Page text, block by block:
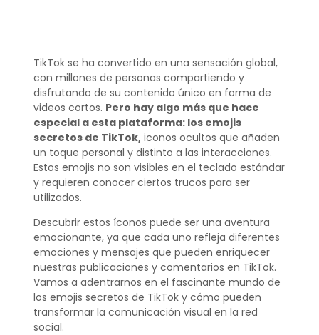
TikTok se ha convertido en una sensación global,
con millones de personas compartiendo y
disfrutando de su contenido único en forma de
videos cortos. Pero hay algo más que hace
especial a esta plataforma: los emojis
secretos de TikTok,iconos ocultos que añaden
un toque personal y distinto a las interacciones.
Estos emojis no son visibles en el teclado estándar
y requieren conocer ciertos trucos para ser
utilizados.
Descubrir estos íconos puede ser una aventura
emocionante, ya que cada uno refleja diferentes
emociones y mensajes que pueden enriquecer
nuestras publicaciones y comentarios en TikTok.
Vamos a adentrarnos en el fascinante mundo de
los emojis secretos de TikTok y cómo pueden
transformar la comunicación visual en la red
social.